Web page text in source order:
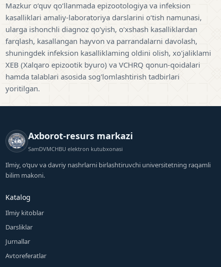
Mazkur o‘quv qo‘llanmada epizootologiya va infeksion
kasalliklari amaliy-laboratoriya darslarini o‘tish namunasi,
ularga ishonchli diagnoz qo‘yish, o‘xshash kasalliklardan
farqlash, kasallangan hayvon va parrandalarni davolash,
shuningdek infeksion kasalliklaming oldini olish, xo'jaliklami
XEB (Xalqaro epizootik byuro) va VCHRQ qonun-qoidalari
hamda talablari asosida sog'lomlashtirish tadbirlari
yoritilgan.
Axborot-resurs markazi
SamDVMCHBU elektron kutubxonasi
Ilmiy, o‘quv va davriy nashrlarni birlashtiruvchi universitetning raqamli
bilim makoni.
Katalog
Ilmiy kitoblar
Darsliklar
Jurnallar
Avtoreferatlar